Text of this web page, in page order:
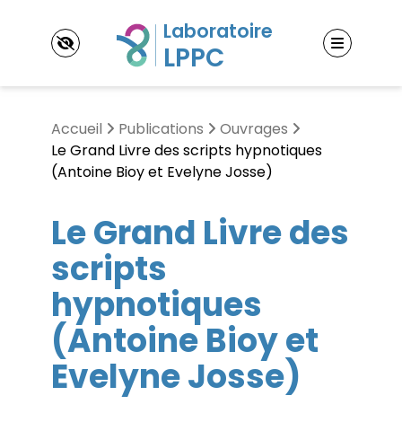
Laboratoire Psychopathologie et Processus de
Changement (LPPC)
Contact & accès
Thématiques de recherche
L’étude des processus expérientiels
L’étude des processus d’ajustement
L’étude des processus psychothérapeutiques
Membres
Enseignants-Chercheurs
Doctorants
Post-doctorants
Jeunes docteurs
Chercheurs associés
Publications
Ouvrages
Événements
Accueil Publications
Ouvrages
Le Grand Livre des scripts hypnotiques
(Antoine Bioy et Evelyne Josse)
Le Grand Livre des
scripts
hypnotiques
(Antoine Bioy et
Evelyne Josse)